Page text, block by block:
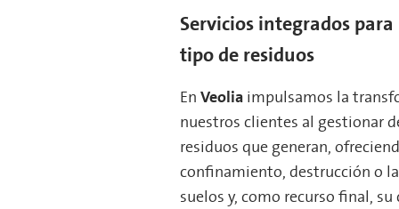
Servicios integrados
tipo de residuos
En Veolia impulsamos la
nuestros clientes al gestionar
residuos que generan,
confinamiento, destrucción o
suelos y, como recurso final,